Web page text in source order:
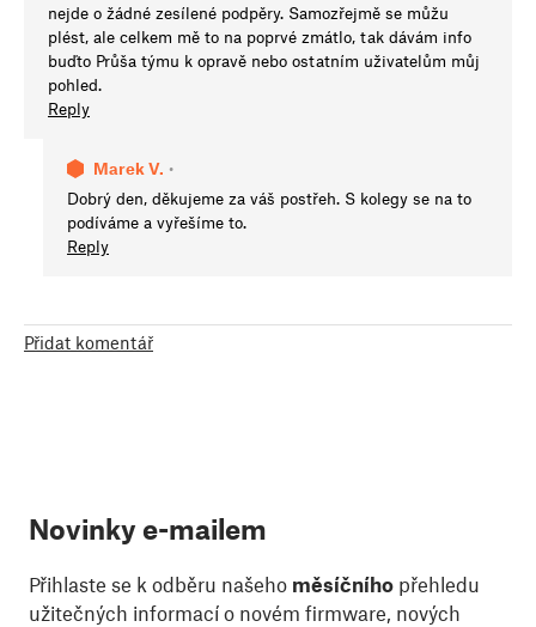
nejde o žádné zesílené podpěry. Samozřejmě se můžu
plést, ale celkem mě to na poprvé zmátlo, tak dávám info
buďto Průša týmu k opravě nebo ostatním uživatelům můj
pohled.
Reply
Marek V. •
Dobrý den, děkujeme za váš postřeh. S kolegy se na to
podíváme a vyřešíme to.
Reply
Přidat komentář
Novinky e-mailem
Přihlaste se k odběru našeho měsíčního přehledu
užitečných informací o novém firmware, nových